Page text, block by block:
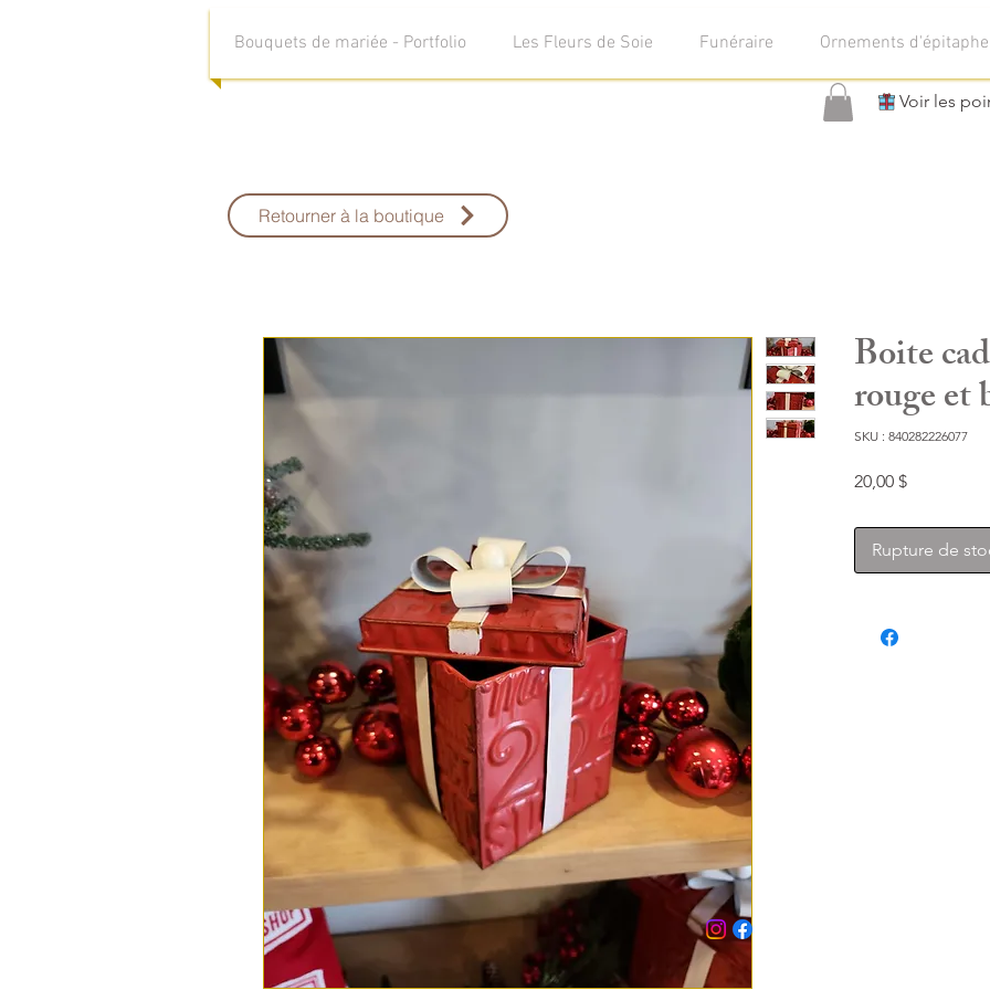
Bouquets de mariée - Portfolio Les Fleurs de Soie Funéraire Ornements d'épitaphe
Voir les
Boite
rouge et
SKU : 840282226077
20,00 $Prix
Rupture de
Retourner à la boutique